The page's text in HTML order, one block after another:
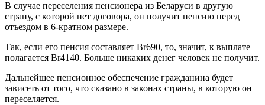
В случае переселения пенсионера из Беларуси в другую
страну, с которой нет договора, он получит пенсию перед
отъездом в 6-кратном размере.
Так, если его пенсия составляет Br690, то, значит, к выплате
полагается Br4140. Больше никаких денег человек не получит.
Дальнейшее пенсионное обеспечение гражданина будет
зависеть от того, что сказано в законах страны, в которую он
переселяется.